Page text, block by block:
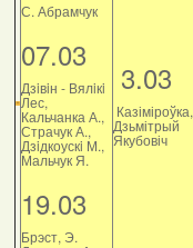
С. Абрамчук
07.03
Дзiвiн - Вялiкi
Лес,
Кальчанка А.,
Страчук А.,
Дзiдкоускi М.,
Мальчук Я.
19.03
Брэст, Э.
3.03
Казіміроўка,
Дзьмітрый
Якубовіч